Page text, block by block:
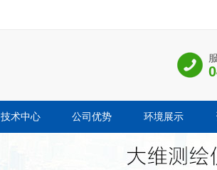
技术中心 公司优势 环境展示